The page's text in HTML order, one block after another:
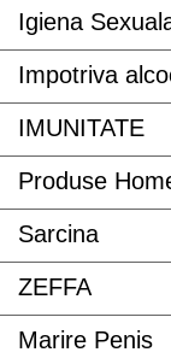
Igiena
Impotriva
IMUNITATE
Produse
Sarcina
ZEFFA
Marire Penis